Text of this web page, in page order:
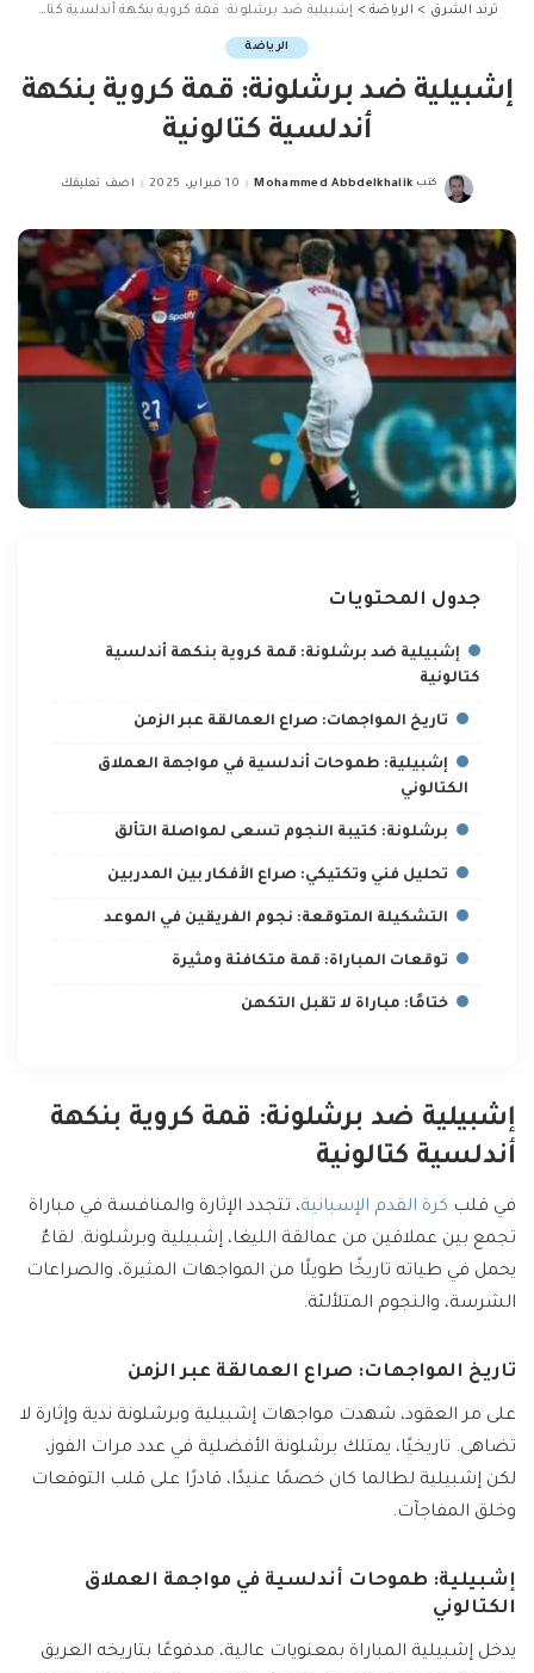
ترند الشرق > الرياضة> إشبيلية ضد برشلونة: قمة كروية بنكهة أندلسية كتالونية
الرياضة
إشبيلية ضد برشلونة: قمة كروية بنكهة
أندلسية كتالونية
Posted
كتب Mohammed Abbdelkhalik 10 فبراير، 2025 اضف تعليقك
جدول المحتويات
إشبيلية ضد برشلونة: قمة كروية بنكهة أندلسية
كتالونية
تاريخ المواجهات: صراع العمالقة عبر الزمن
إشبيلية: طموحات أندلسية في مواجهة العملاق
الكتالوني
برشلونة: كتيبة النجوم تسعى لمواصلة التألق
تحليل فني وتكتيكي: صراع الأفكار بين المدربين
التشكيلة المتوقعة: نجوم الفريقين في الموعد
توقعات المباراة: قمة متكافئة ومثيرة
ختامًا: مباراة لا تقبل التكهن
إشبيلية ضد برشلونة: قمة كروية بنكهة
أندلسية كتالونية
في قلب كرة القدم الإسبانية، تتجدد الإثارة والمنافسة في مباراة
تجمع بين عملاقين من عمالقة الليغا، إشبيلية وبرشلونة. لقاءٌ
يحمل في طياته تاريخًا طويلًا من المواجهات المثيرة، والصراعات
الشرسة، والنجوم المتلألئة.
تاريخ المواجهات: صراع العمالقة عبر الزمن
على مر العقود، شهدت مواجهات إشبيلية وبرشلونة ندية وإثارة لا
تضاهى. تاريخيًا، يمتلك برشلونة الأفضلية في عدد مرات الفوز،
لكن إشبيلية لطالما كان خصمًا عنيدًا، قادرًا على قلب التوقعات
وخلق المفاجآت.
إشبيلية: طموحات أندلسية في مواجهة العملاق
الكتالوني
يدخل إشبيلية المباراة بمعنويات عالية، مدفوعًا بتاريخه العريق